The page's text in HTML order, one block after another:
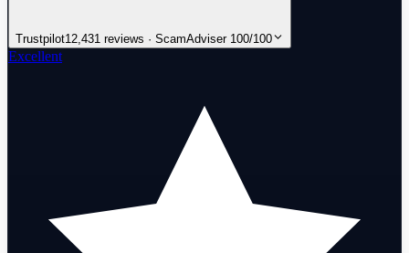
Trustpilot12,431 reviews · ScamAdviser 100/100
Excellent